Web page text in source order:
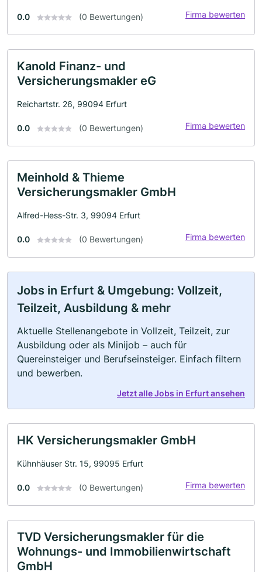
0.0 (0 Bewertungen) Firma bewerten
Kanold Finanz- und
Versicherungsmakler eG
Reichartstr. 26, 99094 Erfurt
0.0 (0 Bewertungen) Firma bewerten
Meinhold & Thieme
Versicherungsmakler GmbH
Alfred-Hess-Str. 3, 99094 Erfurt
0.0 (0 Bewertungen) Firma bewerten
Jobs in Erfurt & Umgebung: Vollzeit,
Teilzeit, Ausbildung & mehr
Aktuelle Stellenangebote in Vollzeit, Teilzeit, zur
Ausbildung oder als Minijob – auch für
Quereinsteiger und Berufseinsteiger. Einfach filtern
und bewerben.
Jetzt alle Jobs in Erfurt ansehen
HK Versicherungsmakler GmbH
Kühnhäuser Str. 15, 99095 Erfurt
0.0 (0 Bewertungen) Firma bewerten
TVD Versicherungsmakler für die
Wohnungs- und Immobilienwirtschaft
GmbH